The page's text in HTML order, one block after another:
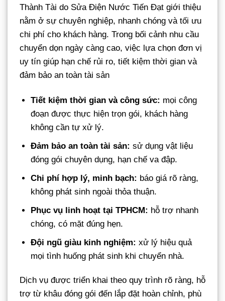
Thành Tài do Sửa Điện Nước Tiến Đạt giới thiệu
nằm ở sự chuyên nghiệp, nhanh chóng và tối ưu
chi phí cho khách hàng. Trong bối cảnh nhu cầu
chuyển dọn ngày càng cao, việc lựa chọn đơn vị
uy tín giúp hạn chế rủi ro, tiết kiệm thời gian và
đảm bảo an toàn tài sản
Tiết kiệm thời gian và công sức: mọi công
đoạn được thực hiện trọn gói, khách hàng
không cần tự xử lý.
Đảm bảo an toàn tài sản: sử dụng vật liệu
đóng gói chuyên dụng, hạn chế va đập.
Chi phí hợp lý, minh bạch: báo giá rõ ràng,
không phát sinh ngoài thỏa thuận.
Phục vụ linh hoạt tại TPHCM: hỗ trợ nhanh
chóng, có mặt đúng hẹn.
Đội ngũ giàu kinh nghiệm: xử lý hiệu quả
mọi tình huống phát sinh khi chuyển nhà.
Dịch vụ được triển khai theo quy trình rõ ràng, hỗ
trợ từ khâu đóng gói đến lắp đặt hoàn chỉnh, phù